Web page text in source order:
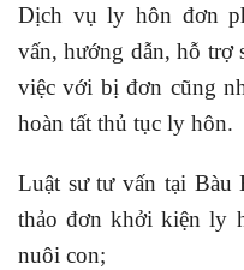
Dịch vụ ly hôn đơn
vấn, hướng dẫn, hỗ trợ
việc với bị đơn cũng
hoàn tất thủ tục ly hôn.
Luật sư tư vấn tại Bàu
thảo đơn khởi kiện ly
nuôi con;